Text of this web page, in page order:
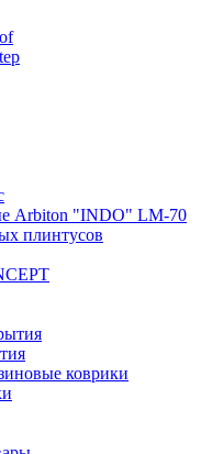
Arbiton "INDO" LM-70
плинтусов
коврики